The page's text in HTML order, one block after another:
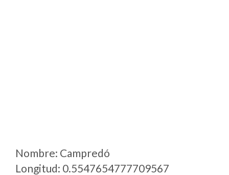
Nombre: Campredó
Longitud: 0.5547654777709567